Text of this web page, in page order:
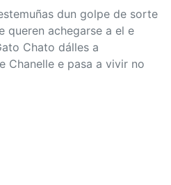
dun golpe de sorte
queren achegarse a el e
Chato dálles a
Chanelle e pasa a vivir no